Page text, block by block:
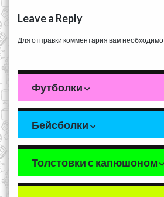
Leave a Reply
Для отправки комментария вам необходимо
Футболки
Бейсболки
Толстовки с капюшоном